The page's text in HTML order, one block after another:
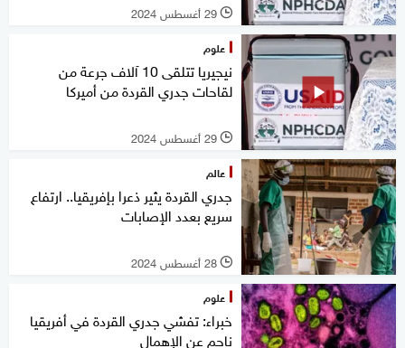
l 29 أغسطس 2024
علوم
نيجيريا تتلقى 10 آلاف جرعة من
لقاحات جدري القردة من أميركا
l 29 أغسطس 2024
عالم
جدري القردة يثير ذعرا بإفريقيا.. ارتفاع
سريع بعدد الإصابات
l 28 أغسطس 2024
علوم
خبراء: تفشي جدري القردة في أفريقيا
ناجم عن الإهمال